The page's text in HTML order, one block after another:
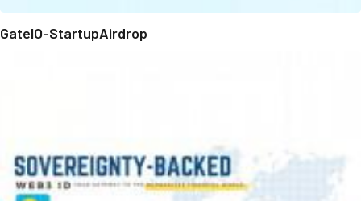
GateIO-StartupAirdrop